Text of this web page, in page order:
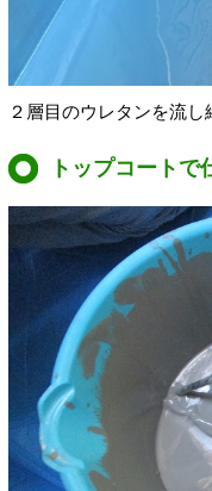
２層目のウレタンを流し
トップコートで